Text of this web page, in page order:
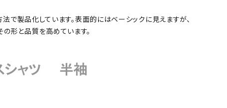
で製品化しています。表面的にはベーシックに見えますが、
形と品質を高めています。